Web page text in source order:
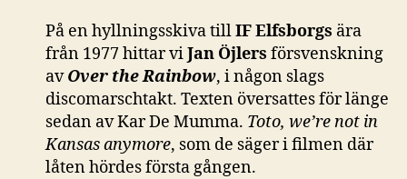
På en hyllningsskiva tillIF Elfsborgs ära
från 1977 hittar viJan Öjlers försvenskning
avOver the Rainbow, i någon slags
discomarschtakt. Texten översattes för länge
sedan av Kar De Mumma. Toto, we’re not in
Kansas anymore, som de säger i filmen där
låten hördes första gången.